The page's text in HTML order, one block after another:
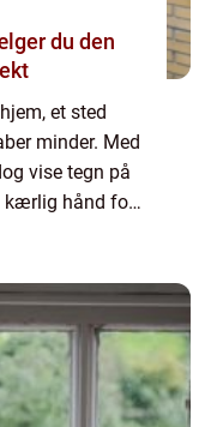
et sted
minder. Med
vise tegn på
kærlig hånd for